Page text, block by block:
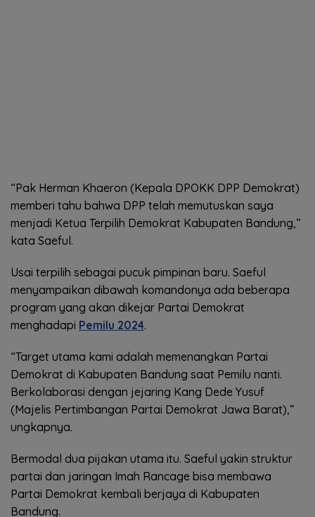
“Pak Herman Khaeron (Kepala DPOKK DPP Demokrat)
memberi tahu bahwa DPP telah memutuskan saya
menjadi Ketua Terpilih Demokrat Kabupaten Bandung,”
kata Saeful.
Usai terpilih sebagai pucuk pimpinan baru. Saeful
menyampaikan dibawah komandonya ada beberapa
program yang akan dikejar Partai Demokrat
menghadapi Pemilu 2024.
“Target utama kami adalah memenangkan Partai
Demokrat di Kabupaten Bandung saat Pemilu nanti.
Berkolaborasi dengan jejaring Kang Dede Yusuf
(Majelis Pertimbangan Partai Demokrat Jawa Barat),”
ungkapnya.
Bermodal dua pijakan utama itu. Saeful yakin struktur
partai dan jaringan Imah Rancage bisa membawa
Partai Demokrat kembali berjaya di Kabupaten
Bandung.